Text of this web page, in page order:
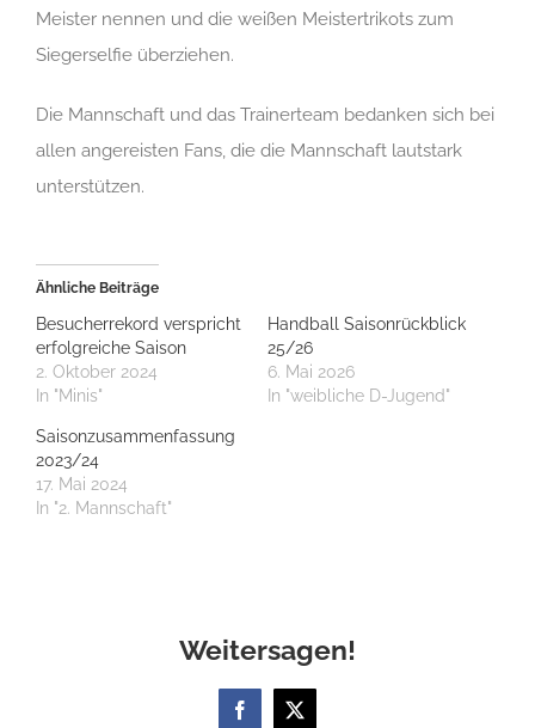
Meister nennen und die weißen Meistertrikots zum
Siegerselfie überziehen.
Die Mannschaft und das Trainerteam bedanken sich bei
allen angereisten Fans, die die Mannschaft lautstark
unterstützen.
Ähnliche Beiträge
Besucherrekord verspricht
erfolgreiche Saison
2. Oktober 2024
In "Minis"
Handball Saisonrückblick
25/26
6. Mai 2026
In "weibliche D-Jugend"
Saisonzusammenfassung
2023/24
17. Mai 2024
In "2. Mannschaft"
Weitersagen!
Facebook
X